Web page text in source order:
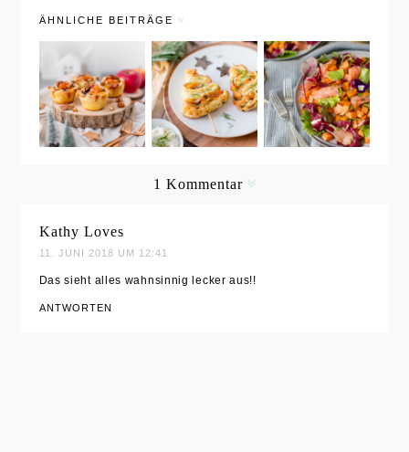
ÄHNLICHE BEITRÄGE
Mini-
Blätterteig-
Quiches
mit gravad
Lachs und
Tannenbau
mspieße
mit Gravad
Lachs und
Frischkäse-
-Füllung
Süßkartoff
el-Salat
mit
Radicchio
und Gravad
1 Kommentar
Kathy Loves
11. JUNI 2018 UM 12:41
Das sieht alles wahnsinnig lecker aus!!
ANTWORTEN